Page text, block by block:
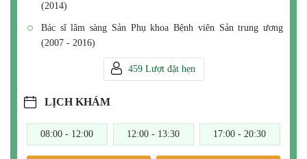
(2014)
Bác sĩ lâm sàng Sản Phụ khoa Bệnh viên Sản trung ương
(2007 - 2016)
459 Lượt đặt hẹn
LỊCH KHÁM
08:00 - 12:00 12:00 - 13:30 17:00 - 20:30